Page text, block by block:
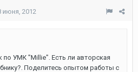
июня, 2012
по УМК "Millie". Есть ли авторская
Поделитесь опытом работы с